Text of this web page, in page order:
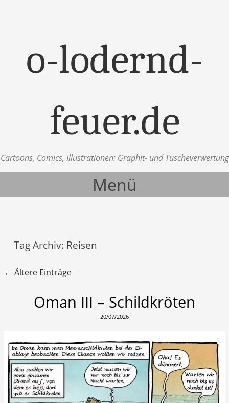
o-lodernd-
feuer.de
Cartoons, Comics, Illustrationen: Graphit- und Tuscheverwertung
Menü
Tag Archiv: Reisen
Beitragsnavigation
← Ältere Einträge
Oman III – Schildkröten
20/07/2026